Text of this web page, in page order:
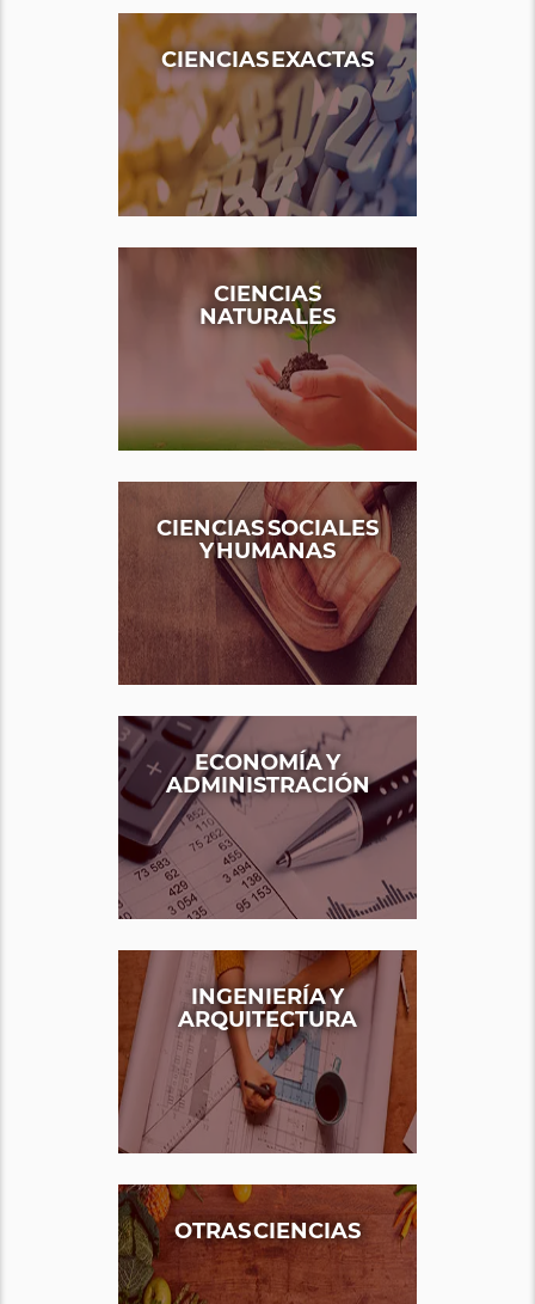
CIENCIAS EXACTAS
CIENCIAS
NATURALES
CIENCIAS SOCIALES
Y HUMANAS
ECONOMÍA Y
ADMINISTRACIÓN
INGENIERÍA Y
ARQUITECTURA
OTRAS CIENCIAS